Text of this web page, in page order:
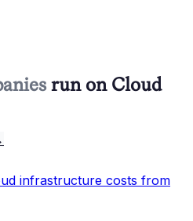
run on Cloud
infrastructure costs from